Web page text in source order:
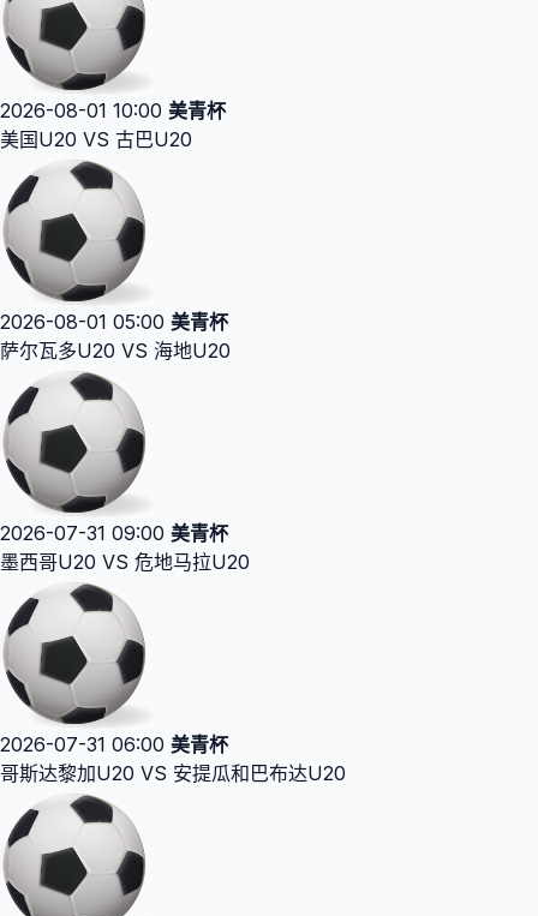
2026-08-01 10:00 美青杯
美国U20 VS 古巴U20
2026-08-01 05:00 美青杯
萨尔瓦多U20 VS 海地U20
2026-07-31 09:00 美青杯
墨西哥U20 VS 危地马拉U20
2026-07-31 06:00 美青杯
哥斯达黎加U20 VS 安提瓜和巴布达U20